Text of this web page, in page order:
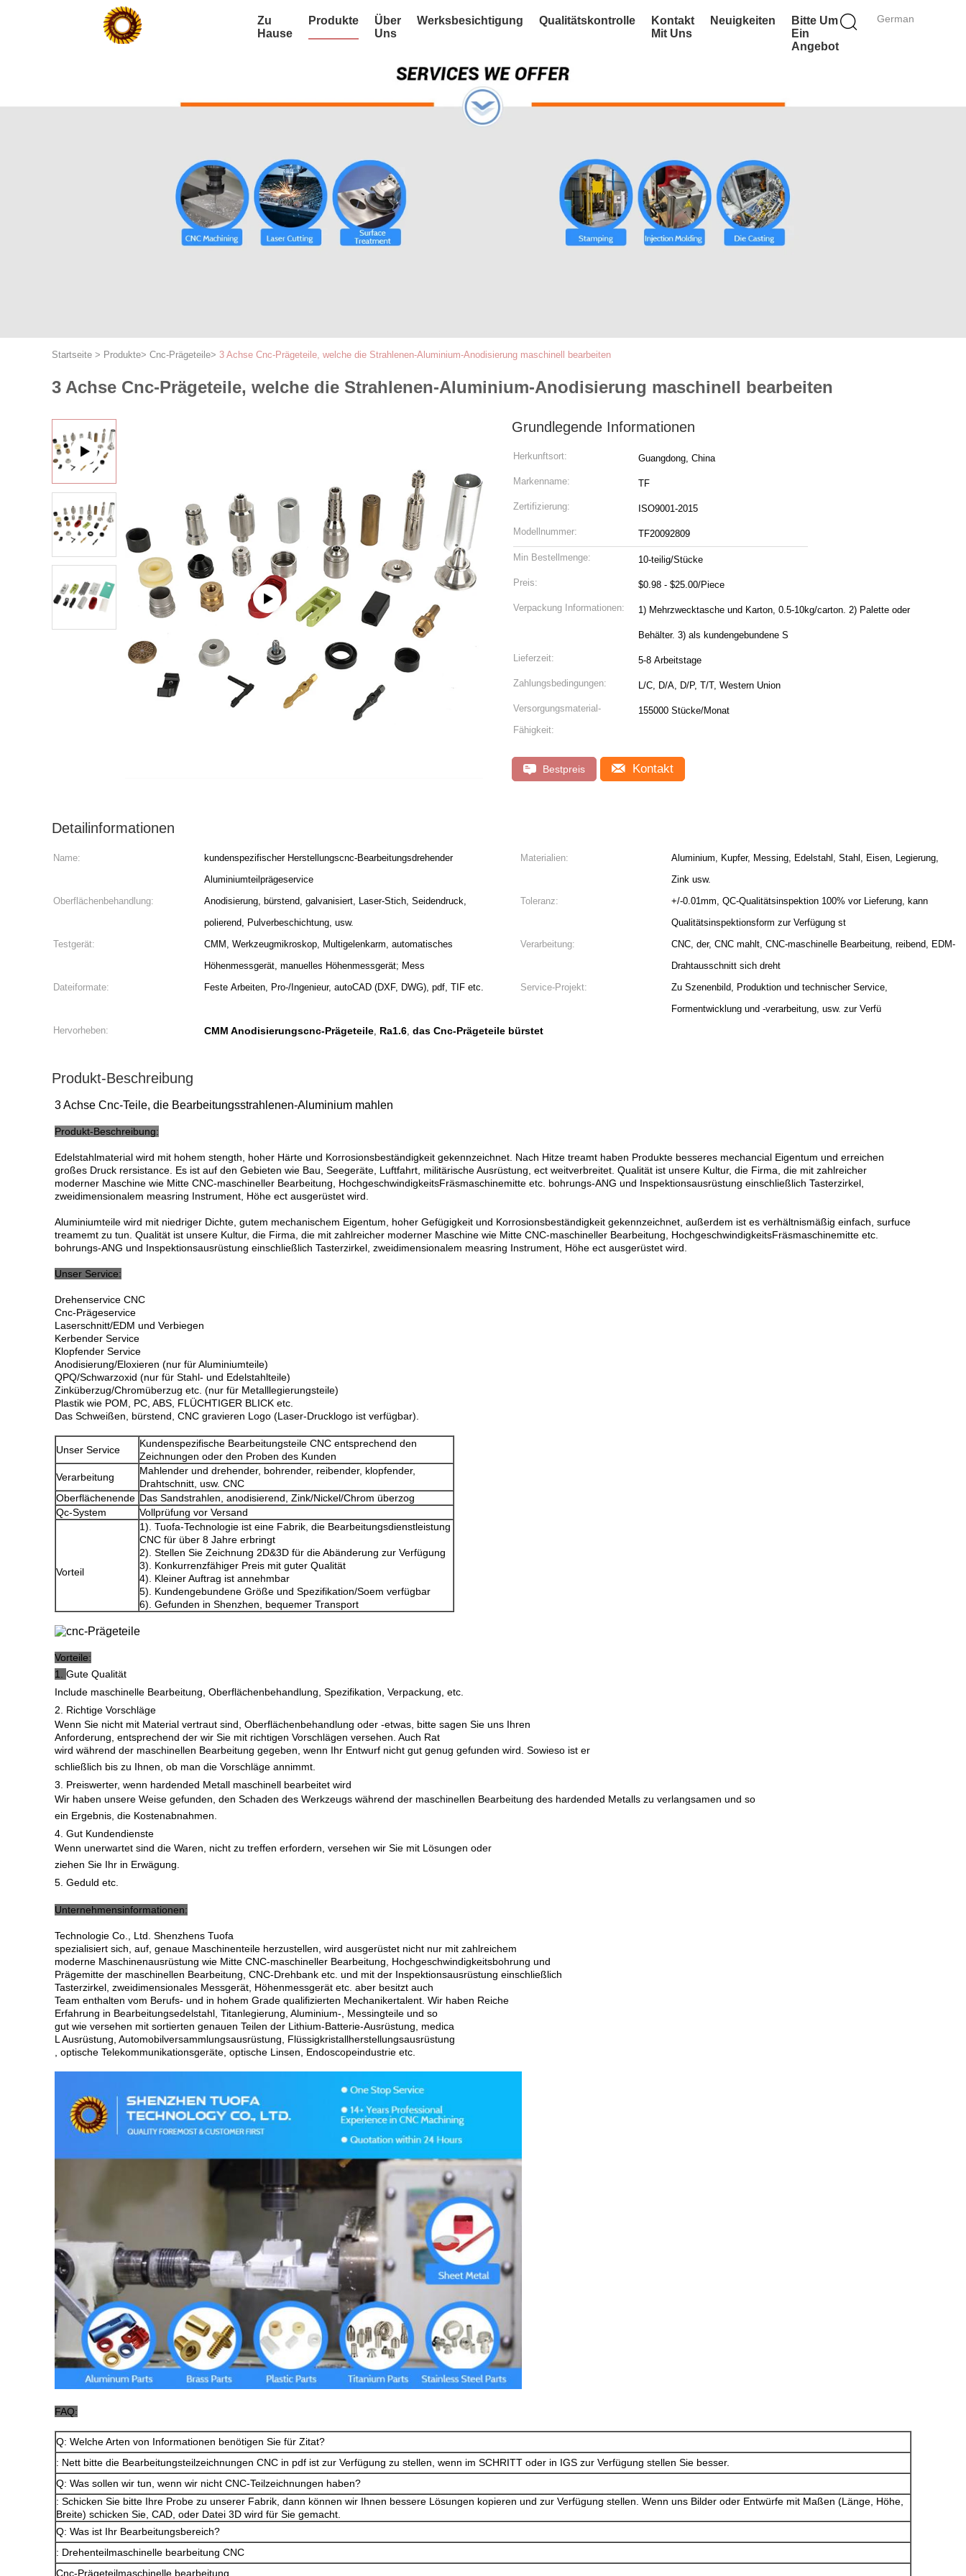
German
Zu
Hause
Produkte
Über
Uns
Werksbesichtigung Qualitätskontrolle
Kontakt
Mit Uns
Neuigkeiten
Bitte Um
Ein
Angebot
Startseite > Produkte> Cnc-Prägeteile> 3 Achse Cnc-Prägeteile, welche die Strahlenen-Aluminium-Anodisierung maschinell bearbeiten
3 Achse Cnc-Prägeteile, welche die Strahlenen-Aluminium-Anodisierung maschinell bearbeiten
Grundlegende Informationen
Herkunftsort: Guangdong, China
Markenname: TF
Zertifizierung: ISO9001-2015
Modellnummer: TF20092809
Min Bestellmenge: 10-teilig/Stücke
Preis: $0.98 - $25.00/Piece
Verpackung Informationen: 1) Mehrzwecktasche und Karton, 0.5-10kg/carton. 2) Palette oder
Behälter. 3) als kundengebundene S
Lieferzeit: 5-8 Arbeitstage
Zahlungsbedingungen: L/C, D/A, D/P, T/T, Western Union
Versorgungsmaterial-
Fähigkeit:
155000 Stücke/Monat
Bestpreis Kontakt
Detailinformationen
Name:
kundenspezifischer Herstellungscnc-Bearbeitungsdrehender
Aluminiumteilprägeservice
Materialien:
Aluminium, Kupfer, Messing, Edelstahl, Stahl, Eisen, Legierung,
Zink usw.
Oberflächenbehandlung:
Anodisierung, bürstend, galvanisiert, Laser-Stich, Seidendruck,
polierend, Pulverbeschichtung, usw.
Toleranz:
+/-0.01mm, QC-Qualitätsinspektion 100% vor Lieferung, kann
Qualitätsinspektionsform zur Verfügung st
Testgerät:
CMM, Werkzeugmikroskop, Multigelenkarm, automatisches
Höhenmessgerät, manuelles Höhenmessgerät; Mess
Verarbeitung:
CNC, der, CNC mahlt, CNC-maschinelle Bearbeitung, reibend, EDM-
Drahtausschnitt sich dreht
Dateiformate:
Feste Arbeiten, Pro-/Ingenieur, autoCAD (DXF, DWG), pdf, TIF etc. Service-Projekt:
Zu Szenenbild, Produktion und technischer Service,
Formentwicklung und -verarbeitung, usw. zur Verfü
Hervorheben:
CMM Anodisierungscnc-Prägeteile, Ra1.6, das Cnc-Prägeteile bürstet
Produkt-Beschreibung
3 Achse Cnc-Teile, die Bearbeitungsstrahlenen-Aluminium mahlen
Produkt-Beschreibung:
Edelstahlmaterial wird mit hohem stength, hoher Härte und Korrosionsbeständigkeit gekennzeichnet. Nach Hitze treamt haben Produkte besseres mechancial Eigentum und erreichen
großes Druck rersistance. Es ist auf den Gebieten wie Bau, Seegeräte, Luftfahrt, militärische Ausrüstung, ect weitverbreitet. Qualität ist unsere Kultur, die Firma, die mit zahlreicher
moderner Maschine wie Mitte CNC-maschineller Bearbeitung, HochgeschwindigkeitsFräsmaschinemitte etc. bohrungs-ANG und Inspektionsausrüstung einschließlich Tasterzirkel,
zweidimensionalem measring Instrument, Höhe ect ausgerüstet wird.
Aluminiumteile wird mit niedriger Dichte, gutem mechanischem Eigentum, hoher Gefügigkeit und Korrosionsbeständigkeit gekennzeichnet, außerdem ist es verhältnismäßig einfach, surfuce
treamemt zu tun. Qualität ist unsere Kultur, die Firma, die mit zahlreicher moderner Maschine wie Mitte CNC-maschineller Bearbeitung, HochgeschwindigkeitsFräsmaschinemitte etc.
bohrungs-ANG und Inspektionsausrüstung einschließlich Tasterzirkel, zweidimensionalem measring Instrument, Höhe ect ausgerüstet wird.
Unser Service:
Drehenservice CNC
Cnc-Prägeservice
Laserschnitt/EDM und Verbiegen
Kerbender Service
Klopfender Service
Anodisierung/Eloxieren (nur für Aluminiumteile)
QPQ/Schwarzoxid (nur für Stahl- und Edelstahlteile)
Zinküberzug/Chromüberzug etc. (nur für Metalllegierungsteile)
Plastik wie POM, PC, ABS, FLÜCHTIGER BLICK etc.
Das Schweißen, bürstend, CNC gravieren Logo (Laser-Drucklogo ist verfügbar).
Unser Service
Kundenspezifische Bearbeitungsteile CNC entsprechend den
Zeichnungen oder den Proben des Kunden
Verarbeitung
Mahlender und drehender, bohrender, reibender, klopfender,
Drahtschnitt, usw. CNC
Oberflächenende Das Sandstrahlen, anodisierend, Zink/Nickel/Chrom überzog
Qc-System
Vollprüfung vor Versand
Vorteil
1). Tuofa-Technologie ist eine Fabrik, die Bearbeitungsdienstleistung
CNC für über 8 Jahre erbringt
2). Stellen Sie Zeichnung 2D&3D für die Abänderung zur Verfügung
3). Konkurrenzfähiger Preis mit guter Qualität
4). Kleiner Auftrag ist annehmbar
5). Kundengebundene Größe und Spezifikation/Soem verfügbar
6). Gefunden in Shenzhen, bequemer Transport
Vorteile:
1. Gute Qualität
Include maschinelle Bearbeitung, Oberflächenbehandlung, Spezifikation, Verpackung, etc.
2. Richtige Vorschläge
Wenn Sie nicht mit Material vertraut sind, Oberflächenbehandlung oder -etwas, bitte sagen Sie uns Ihren
Anforderung, entsprechend der wir Sie mit richtigen Vorschlägen versehen. Auch Rat
wird während der maschinellen Bearbeitung gegeben, wenn Ihr Entwurf nicht gut genug gefunden wird. Sowieso ist er
schließlich bis zu Ihnen, ob man die Vorschläge annimmt.
3. Preiswerter, wenn hardended Metall maschinell bearbeitet wird
Wir haben unsere Weise gefunden, den Schaden des Werkzeugs während der maschinellen Bearbeitung des hardended Metalls zu verlangsamen und so
ein Ergebnis, die Kostenabnahmen.
4. Gut Kundendienste
Wenn unerwartet sind die Waren, nicht zu treffen erfordern, versehen wir Sie mit Lösungen oder
ziehen Sie Ihr in Erwägung.
5. Geduld etc.
Unternehmensinformationen:
Technologie Co., Ltd. Shenzhens Tuofa
spezialisiert sich, auf, genaue Maschinenteile herzustellen, wird ausgerüstet nicht nur mit zahlreichem
moderne Maschinenausrüstung wie Mitte CNC-maschineller Bearbeitung, Hochgeschwindigkeitsbohrung und
Prägemitte der maschinellen Bearbeitung, CNC-Drehbank etc. und mit der Inspektionsausrüstung einschließlich
Tasterzirkel, zweidimensionales Messgerät, Höhenmessgerät etc. aber besitzt auch
Team enthalten vom Berufs- und in hohem Grade qualifizierten Mechanikertalent. Wir haben Reiche
Erfahrung in Bearbeitungsedelstahl, Titanlegierung, Aluminium-, Messingteile und so
gut wie versehen mit sortierten genauen Teilen der Lithium-Batterie-Ausrüstung, medica
L Ausrüstung, Automobilversammlungsausrüstung, Flüssigkristallherstellungsausrüstung
, optische Telekommunikationsgeräte, optische Linsen, Endoscopeindustrie etc.
FAQ:
Q: Welche Arten von Informationen benötigen Sie für Zitat?
: Nett bitte die Bearbeitungsteilzeichnungen CNC in pdf ist zur Verfügung zu stellen, wenn im SCHRITT oder in IGS zur Verfügung stellen Sie besser.
Q: Was sollen wir tun, wenn wir nicht CNC-Teilzeichnungen haben?
: Schicken Sie bitte Ihre Probe zu unserer Fabrik, dann können wir Ihnen bessere Lösungen kopieren und zur Verfügung stellen. Wenn uns Bilder oder Entwürfe mit Maßen (Länge, Höhe,
Breite) schicken Sie, CAD, oder Datei 3D wird für Sie gemacht.
Q: Was ist Ihr Bearbeitungsbereich?
: Drehenteilmaschinelle bearbeitung CNC
Cnc-Prägeteilmaschinelle bearbeitung